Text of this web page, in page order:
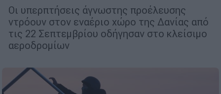
Οι υπερπτήσεις άγνωστης προέλευσης
ντρόουν στον εναέριο χώρο της Δανίας από
τις 22 Σεπτεμβρίου οδήγησαν στο κλείσιμο
αεροδρομίων